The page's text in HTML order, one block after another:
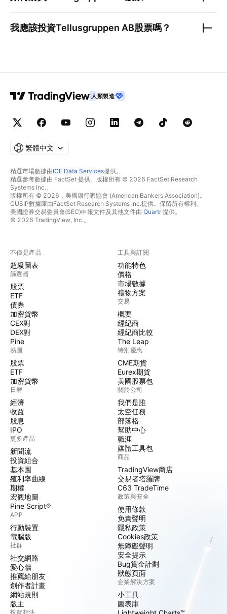
我應該投資Tellusgruppen AB股票嗎？
人類製造
繁體中文
精選市場數據由ICE Data Services提供。
精選參考數據由 FactSet 提供。版權所有 © 2026 FactSet Research
Systems Inc.。
版權所有 © 2026，美國銀行家協會 (American Bankers Association)。
CUSIP數據庫由FactSet Research Systems Inc.提供。保留所有權利。
美國證券交易委員會(SEC)申報文件及其他文件由 Quartr提供。
© 2026 TradingView, Inc.。
不僅是產品
超級圖表
篩選器
股票
ETF
債券
加密貨幣
CEX對
DEX對
Pine
熱圖
股票
ETF
加密貨幣
日曆
經濟
收益
股息
IPO
更多產品
新聞流
投資組合
基本圖
殖利率曲線
期權
宏觀地圖
Pine Script®
APP
行動裝置
電腦版
社群
社交網路
愛心牆
推薦給朋友
創作者計畫
網站規則
版主
投資想法
工具與訂閱
功能特色
價格
市場數據
禮物方案
交易
概要
經紀商
經紀商比較
The Leap
特別優惠
CME期貨
Eurex期貨
美國股票包
關於公司
我們是誰
太空任務
部落格
幫助中心
職涯
媒體工具包
商品
TradingView商店
交易者塔羅牌
C63 TradeTime
政策與安全
使用條款
免責聲明
隱私政策
Cookies政策
無障礙聲明
安全提示
Bug賞金計劃
狀態頁面
企業解決方案
小工具
圖表庫